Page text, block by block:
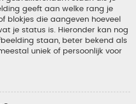
geeft aan welke rang je
blokjes die aangeven hoeveel
je status is. Hieronder kan nog
staan, beter bekend als
uniek of persoonlijk voor